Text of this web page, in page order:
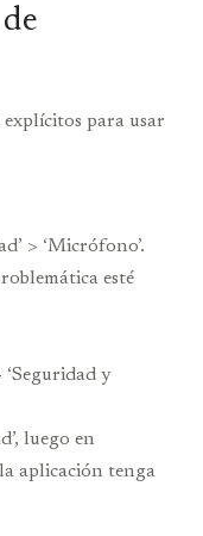
explícitos para usar
> ‘Micrófono’.
esté
‘Seguridad y
luego en
aplicación tenga